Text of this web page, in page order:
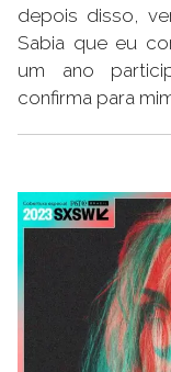
depois disso,
Sabia que eu
um ano
confirma para